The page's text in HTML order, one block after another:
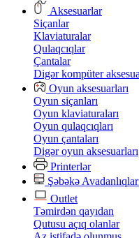
Aksesuarlar
Siçanlar
Klaviaturalar
Qulaqcıqlar
Çantalar
Digər kompüter
Oyun aksesuarları
Oyun siçanları
Oyun klaviaturaları
Oyun qulaqcıqları
Oyun çantaları
Digər oyun aksesuarları
Printerlər
Şəbəkə
Outlet
Təmirdən qayıdan
Qutusu açıq olanlar